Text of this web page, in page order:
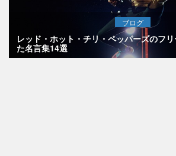
ブログ
レッド・ホット・チリ・ペッパーズのフ
た名言集14選